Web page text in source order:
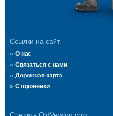
Ссылки на сайт
О нас
Связаться с нами
Дорожная карта
Сторонники